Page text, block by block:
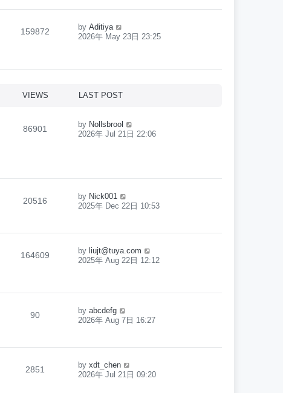
159872 by Aditiya
2026年 May 23日 23:25
VIEWS LAST POST
86901 by Nollsbrool
2026年 Jul 21日 22:06
20516 by Nick001
2025年 Dec 22日 10:53
164609 by liujt@tuya.com
2025年 Aug 22日 12:12
90 by abcdefg
2026年 Aug 7日 16:27
2851 by xdt_chen
2026年 Jul 21日 09:20